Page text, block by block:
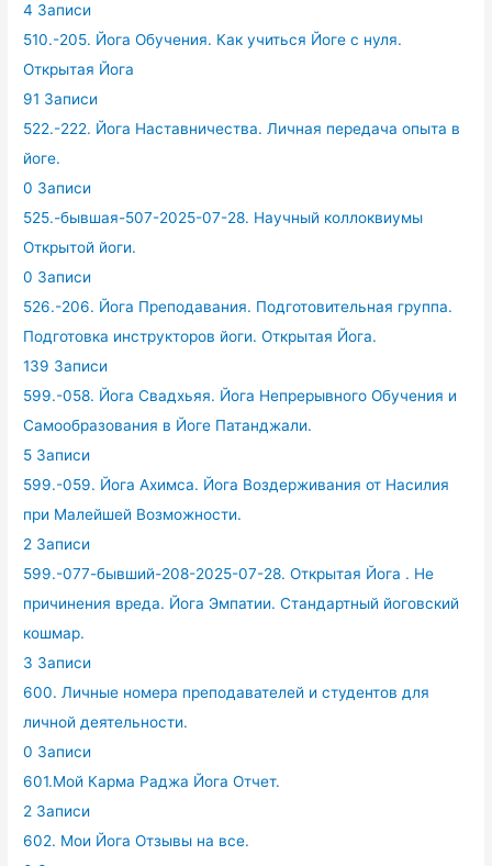
4 Записи
510.-205. Йога Обучения. Как учиться Йоге с нуля.
Открытая Йога
91 Записи
522.-222. Йога Наставничества. Личная передача опыта в
йоге.
0 Записи
525.-бывшая-507-2025-07-28. Научный коллоквиумы
Открытой йоги.
0 Записи
526.-206. Йога Преподавания. Подготовительная группа.
Подготовка инструкторов йоги. Открытая Йога.
139 Записи
599.-058. Йога Свадхьяя. Йога Непрерывного Обучения и
Самообразования в Йоге Патанджали.
5 Записи
599.-059. Йога Ахимса. Йога Воздерживания от Насилия
при Малейшей Возможности.
2 Записи
599.-077-бывший-208-2025-07-28. Открытая Йога . Не
причинения вреда. Йога Эмпатии. Стандартный йоговский
кошмар.
3 Записи
600. Личные номера преподавателей и студентов для
личной деятельности.
0 Записи
601.Мой Карма Раджа Йога Отчет.
2 Записи
602. Мои Йога Отзывы на все.